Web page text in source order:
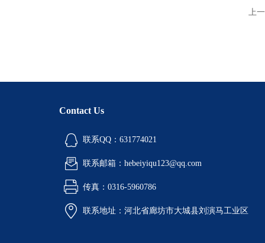
上
Contact Us
联系QQ：631774021
联系邮箱：hebeiyiqu123@qq.com
传真：0316-5960786
联系地址：河北省廊坊市大城县刘演马工业区